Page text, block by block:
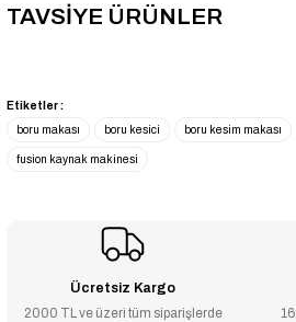
TAVSİYE ÜRÜNLER
₺4.537
Fusion SF3 Tek Plastik Boru Kaynak Makinası
Etiketler :
boru makası
boru kesici boru kesim makası
fusion kaynak makinesi
Ücretsiz Kargo
2000 TL ve üzeri tüm siparişlerde